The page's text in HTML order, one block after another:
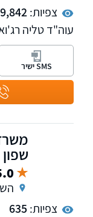
צפיות:
עוה"ד טליה
בתחום דיני
וייעוץ לגיל
ובת"א.SMS ישיר
שפון
צפיות:635